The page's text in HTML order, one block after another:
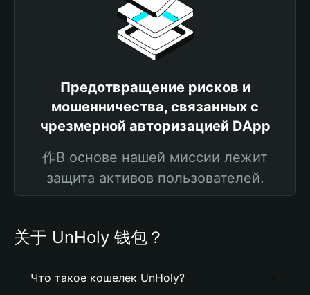
Предотвращение рисков и
мошенничества, связанных с
чрезмерной авторизацией DApp
作В основе нашей миссии лежит
защита активов пользователей.
关于 UnHoly 钱包？
Что такое кошелек UnHoly?